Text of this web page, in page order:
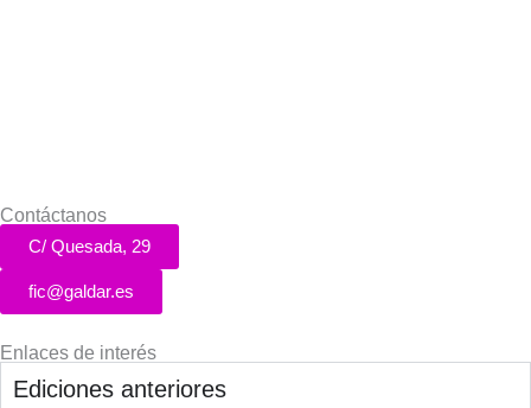
Contáctanos
C/ Quesada, 29
fic@galdar.es
Enlaces de interés
Ediciones anteriores